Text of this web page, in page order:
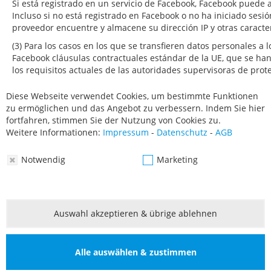
Si está registrado en un servicio de Facebook, Facebook
Incluso si no está registrado en Facebook o no ha iniciado
proveedor encuentre y almacene su dirección IP y otras
(3) Para los casos en los que se transfieren datos personales a
Facebook cláusulas contractuales estándar de la UE, que se
los requisitos actuales de las autoridades supervisoras de
transfieran a los EE. UU.
(4) La función "Públicos personalizados de Facebook" se
usuarios que hayan iniciado sesión en https://
banner de cookies de conformidad con el artículo 6, apartado
encontrar más información sobre el procesamiento de datos
Audio y videoconferencia
Procesamiento de datos
Utilizamos herramientas de conferencias en línea, entre otras
Diese Webseite verwendet Cookies, um bestimmte Funktionen
zu ermöglichen und das Angebot zu verbessern. Indem Sie hier
fortfahren, stimmen Sie der Nutzung von Cookies zu.
Weitere Informationen: Impressum - Datenschutz - AGB
Notwendig Marketing
Auswahl akzeptieren & übrige ablehnen
Alle auswählen & zustimmen